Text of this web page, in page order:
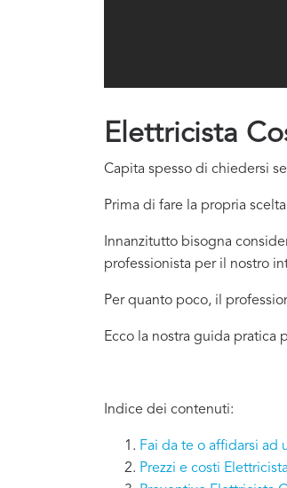
Elettricista
Capita spesso di chiedersi
Prima di fare la propria
Innanzitutto bisogna
professionista per il nostro
Per quanto poco, il
Ecco la nostra guida pratica
Indice dei contenuti:
Fai da te o affidarsi ad
Prezzi e costi